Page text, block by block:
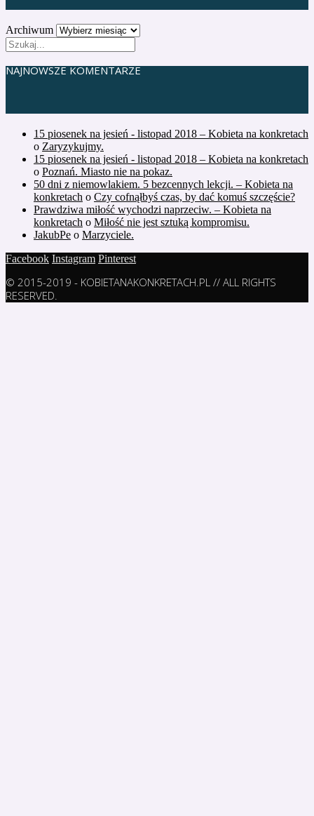
Archiwum
NAJNOWSZE KOMENTARZE
15 piosenek na jesień - listopad 2018 – Kobieta na konkretach
o Zaryzykujmy.
15 piosenek na jesień - listopad 2018 – Kobieta na konkretach
o Poznań. Miasto nie na pokaz.
50 dni z niemowlakiem. 5 bezcennych lekcji. – Kobieta na
konkretach o Czy cofnąłbyś czas, by dać komuś szczęście?
Prawdziwa miłość wychodzi naprzeciw. – Kobieta na
konkretach o Miłość nie jest sztuką kompromisu.
JakubPe o Marzyciele.
Facebook Instagram Pinterest
© 2015-2019 - KOBIETANAKONKRETACH.PL // ALL RIGHTS
RESERVED.